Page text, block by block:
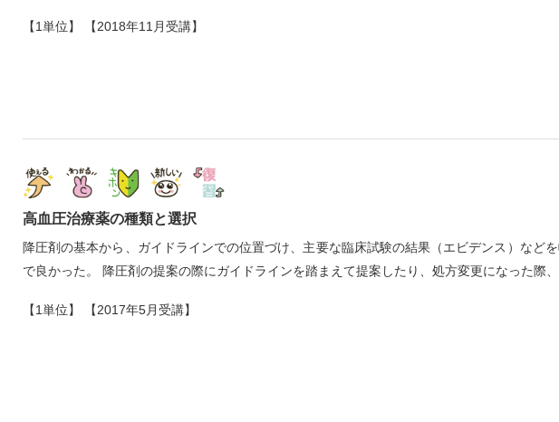
【1単位】 【2018年11月受講】
高血圧治療薬の種類と選択
降圧剤の基本から、ガイドラインでの位置づけ、主要な臨床試験の結果（エビデンス）な
で良かった。 降圧剤の提案の際にガイドラインを踏まえて提案したり、処方変更になった際
【1単位】 【2017年5月受講】